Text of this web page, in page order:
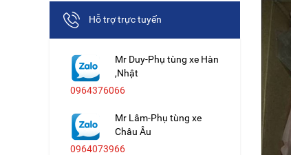
Hỗ trợ trực tuyến
Mr Duy-Phụ tùng xe Hàn
,Nhật
0964376066
Mr Lâm-Phụ tùng xe
Châu Âu
0964073966